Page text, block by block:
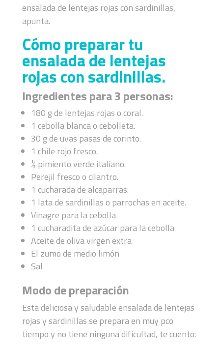
ensalada de lentejas rojas con sardinillas,
apunta.
Cómo preparar tu
ensalada de lentejas
rojas con sardinillas.
Ingredientes para 3 personas:
180 g de lentejas rojas o coral.
1 cebolla blanca o cebolleta.
30 g de uvas pasas de corinto.
1 chile rojo fresco.
½ pimiento verde italiano.
Perejil fresco o cilantro.
1 cucharada de alcaparras.
1 lata de sardinillas o parrochas en aceite.
Vinagre para la cebolla
1 cucharadita de azúcar para la cebolla
Aceite de oliva virgen extra
El zumo de medio limón
Sal
Modo de preparación
Esta deliciosa y saludable ensalada de lentejas
rojas y sardinillas se prepara en muy pco
tiempo y no tiene ninguna dificultad, te cuento: